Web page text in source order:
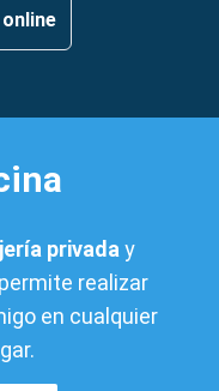
privada y
realizar
en cualquier